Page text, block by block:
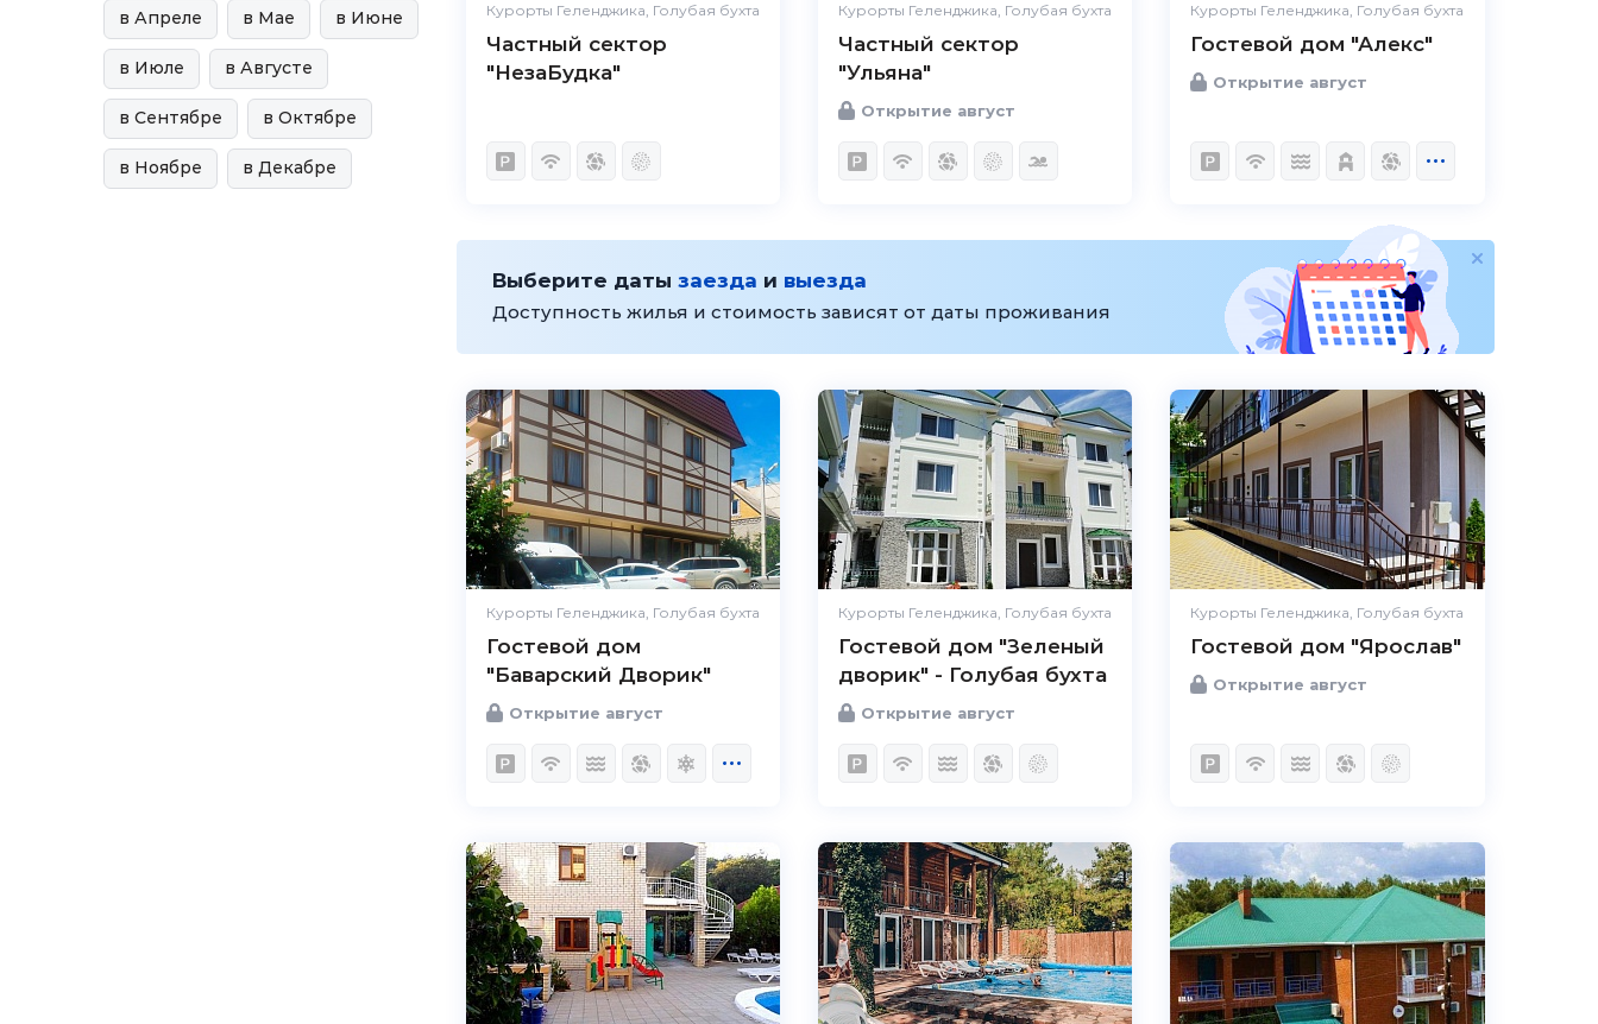
в Апреле в Мае в Июне
в Июле в Августе
в Сентябре в Октябре
в Ноябре в Декабре
Курорты Геленджика, Голубая бухта
Частный сектор
"НезаБудка"
Курорты Геленджика, Голубая бухта
Частный сектор
"Ульяна"
Открытие август
Курорты Геленджика, Голубая бухта
Гостевой дом "Алекс"
Открытие август
Выберите даты заезда и выезда
Доступность жилья и стоимость зависят от даты проживания
Курорты Геленджика, Голубая бухта
Гостевой дом
"Баварский Дворик"
Открытие август
Курорты Геленджика, Голубая бухта
Гостевой дом "Зеленый
дворик" - Голубая бухта
Открытие август
Курорты Геленджика, Голубая бухта
Гостевой дом "Ярослав"
Открытие август
5.0 Чистота Великолепно
Комфорт Великолепно
Расположение Великолепно
Удобства Великолепно